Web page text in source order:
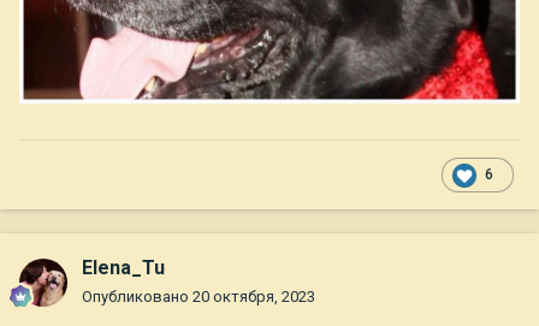
6
Elena_Tu
Опубликовано 20 октября, 2023